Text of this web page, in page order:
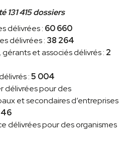
131 415 dossiers
délivrées : 60 660
délivrées : 38 264
et associés délivrés : 2
:5 004
délivrées pour des
et secondaires d’entreprises
délivrées pour des organismes